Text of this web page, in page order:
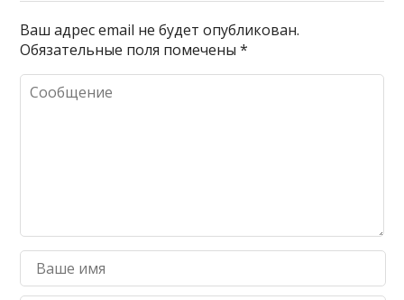
Ваш адрес email не будет опубликован.
Обязательные поля помечены*